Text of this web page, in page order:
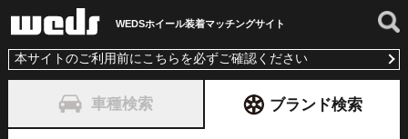
WEDSホイール装着マッチングサイト
本サイトのご利用前にこちらを必ずご確認ください
車種検索 ブランド検索